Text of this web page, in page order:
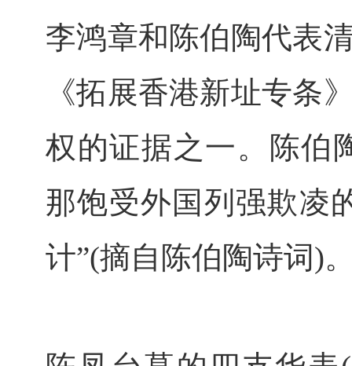
李鸿章和陈伯陶代表
《拓展香港新址专条
权的证据之一。陈伯
那饱受外国列强欺凌
计”(摘自陈伯陶诗词)